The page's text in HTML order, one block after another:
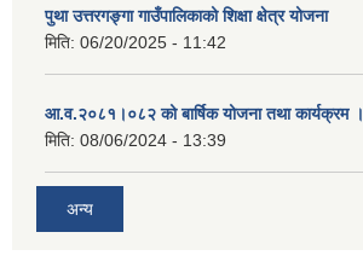
पुथा उत्तरगङ्गा गाउँपालिकाको शिक्षा क्षेत्र योजना
मिति: 06/20/2025 - 11:42
आ.व.२०८१।०८२ को बार्षिक योजना तथा कार्यक्रम ।
मिति: 08/06/2024 - 13:39
अन्य